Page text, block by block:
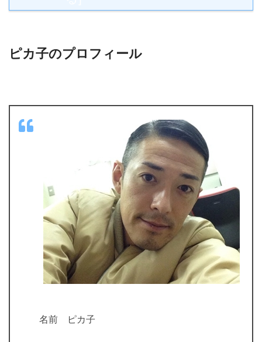
ピカ子のプロフィール
名前 ピカ子